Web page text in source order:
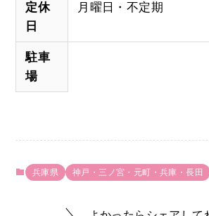
定休
日
月曜日・不定期
駐車
場
兵庫県 神戸・三ノ宮・元町・兵庫・長田